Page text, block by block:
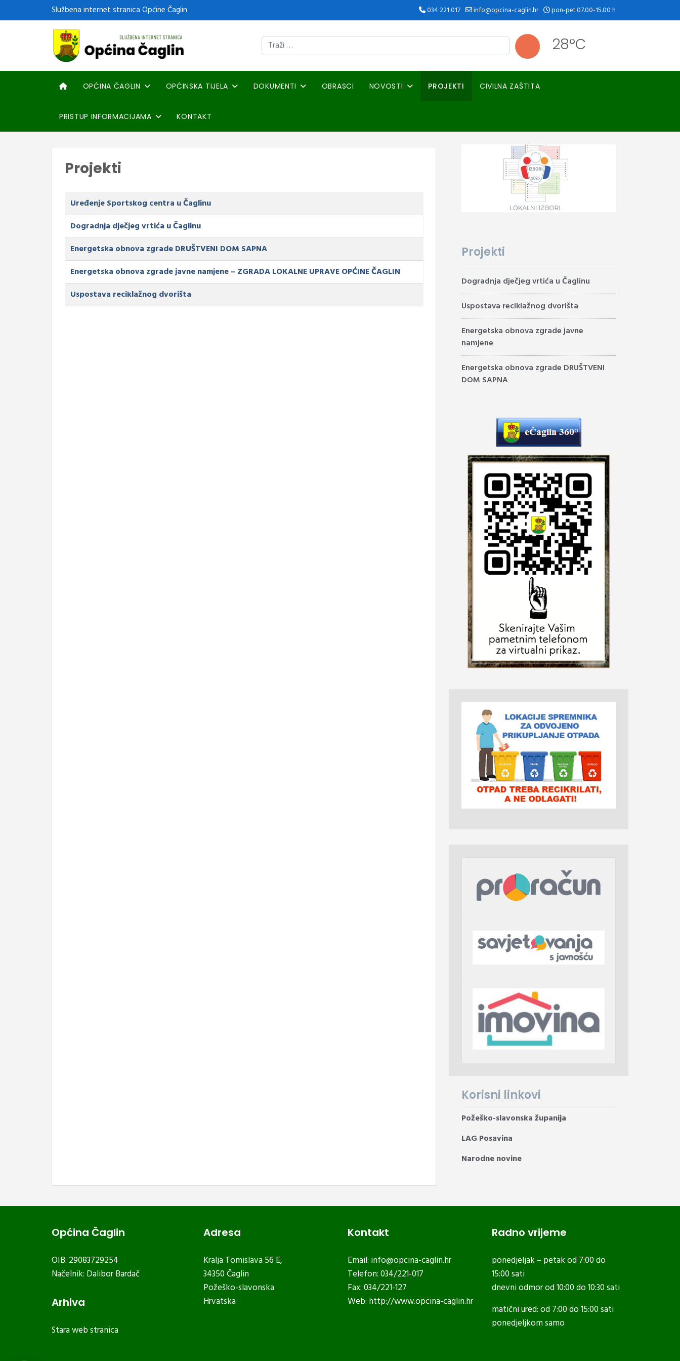
Službena internet stranica Općine Čaglin 034 221 017 info@opcina-caglin.hr pon-pet 07.00-15.00 h
28°C
OPĆINA ČAGLIN OPĆINSKA TIJELA DOKUMENTI OBRASCI NOVOSTI PROJEKTI CIVILNA ZAŠTITA
PRISTUP INFORMACIJAMA KONTAKT
Projekti
Članci
Naziv
Uređenje Sportskog centra u Čaglinu
Dogradnja dječjeg vrtića u Čaglinu
Energetska obnova zgrade DRUŠTVENI DOM SAPNA
Energetska obnova zgrade javne namjene – ZGRADA LOKALNE UPRAVE OPĆINE ČAGLIN
Uspostava reciklažnog dvorišta
Projekti
Dogradnja dječjeg vrtića u Čaglinu
Uspostava reciklažnog dvorišta
Energetska obnova zgrade javne
namjene
Energetska obnova zgrade DRUŠTVENI
DOM SAPNA
Korisni linkovi
Požeško-slavonska županija
LAG Posavina
Narodne novine
Općina Čaglin
OIB: 29083729254
Načelnik: Dalibor Bardač
Arhiva
Stara web stranica
Adresa
Kralja Tomislava 56 E,
34350 Čaglin
Požeško-slavonska
Hrvatska
Kontakt
Email: info@opcina-caglin.hr
Telefon: 034/221-017
Fax: 034/221-127
Web: http://www.opcina-caglin.hr
Radno vrijeme
ponedjeljak – petak od 7:00 do
15:00 sati
dnevni odmor od 10:00 do 10:30 sati
matični ured: od 7:00 do 15:00 sati
ponedjeljkom samo